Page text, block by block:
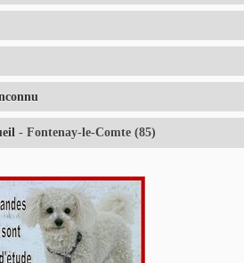
- Fontenay-le-Comte (85)